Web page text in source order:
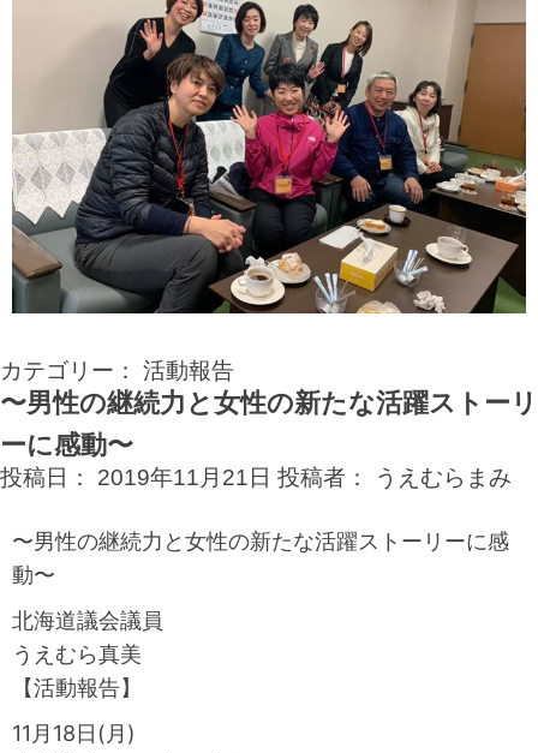
カテゴリー： 活動報告
〜男性の継続力と女性の新たな活躍ストーリ
ーに感動〜
投稿日： 2019年11月21日 投稿者： うえむらまみ
〜男性の継続力と女性の新たな活躍ストーリーに感
動〜
北海道議会議員
うえむら真美
【活動報告】
11月18日(月)